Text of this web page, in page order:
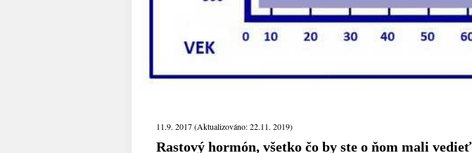
11.9. 2017 (Aktualizováno: 22.11. 2019)
Rastový hormón, všetko čo by ste o ňom mali vedieť